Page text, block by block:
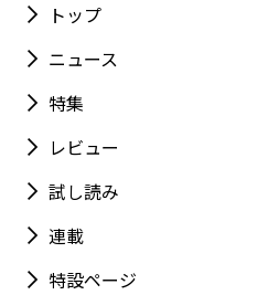
トップ
ニュース
特集
レビュー
試し読み
連載
特設ページ